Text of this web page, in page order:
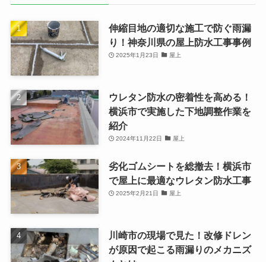
伸縮目地の適切な施工で防ぐ雨漏
り！神奈川県の屋上防水工事事例
2025年1月23日 屋上
ウレタン防水の密着性を高める！
横浜市で実施した下地調整作業を
紹介
2024年11月22日 屋上
劣化ゴムシートを総撤去！横浜市
で屋上に最適なウレタン防水工事
2025年2月21日 屋上
川崎市の現場で見た！改修ドレン
が原因で起こる雨漏りのメカニズ